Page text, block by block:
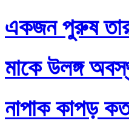
একজন পুরুষ তার
মাকে উলঙ্গ
নাপাক কাপড়